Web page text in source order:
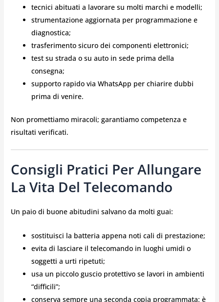
tecnici abituati a lavorare su molti marchi e modelli;
strumentazione aggiornata per programmazione e
diagnostica;
trasferimento sicuro dei componenti elettronici;
test su strada o su auto in sede prima della
consegna;
supporto rapido via WhatsApp per chiarire dubbi
prima di venire.
Non promettiamo miracoli; garantiamo competenza e
risultati verificati.
Consigli Pratici Per Allungare
La Vita Del Telecomando
Un paio di buone abitudini salvano da molti guai:
sostituisci la batteria appena noti cali di prestazione;
evita di lasciare il telecomando in luoghi umidi o
soggetti a urti ripetuti;
usa un piccolo guscio protettivo se lavori in ambienti
“difficili”;
conserva sempre una seconda copia programmata: è